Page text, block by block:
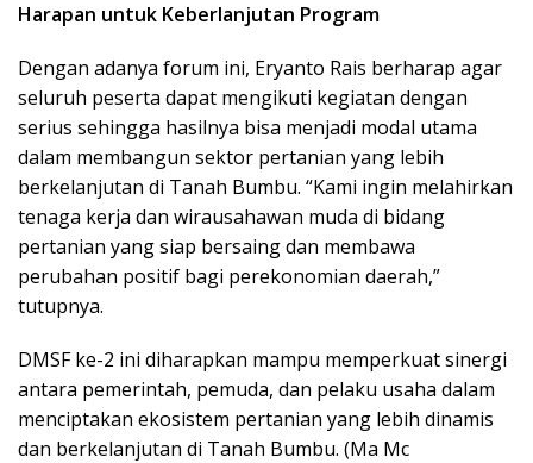
Harapan untuk Keberlanjutan Program
Dengan adanya forum ini, Eryanto Rais berharap agar
seluruh peserta dapat mengikuti kegiatan dengan
serius sehingga hasilnya bisa menjadi modal utama
dalam membangun sektor pertanian yang lebih
berkelanjutan di Tanah Bumbu. “Kami ingin melahirkan
tenaga kerja dan wirausahawan muda di bidang
pertanian yang siap bersaing dan membawa
perubahan positif bagi perekonomian daerah,”
tutupnya.
DMSF ke-2 ini diharapkan mampu memperkuat sinergi
antara pemerintah, pemuda, dan pelaku usaha dalam
menciptakan ekosistem pertanian yang lebih dinamis
dan berkelanjutan di Tanah Bumbu. (Ma Mc